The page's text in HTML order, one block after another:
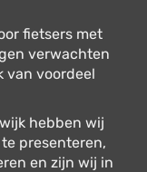
fietsers met
verwachten
van voordeel
hebben wij
presenteren,
en zijn wij in